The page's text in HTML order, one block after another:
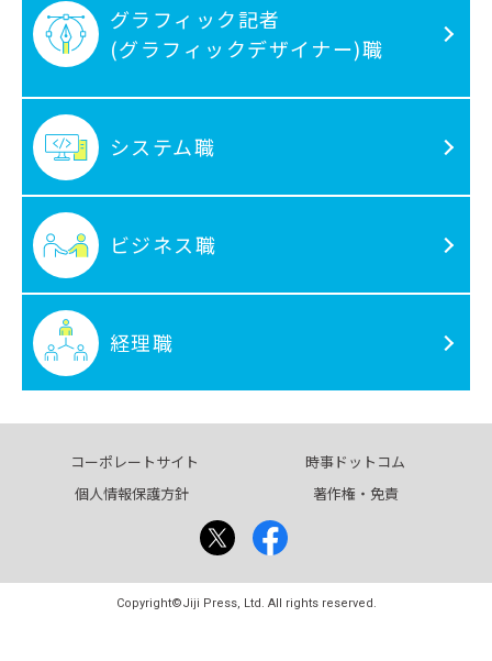
グラフィック記者
(グラフィックデザイナー)職
システム職
ビジネス職
経理職
コーポレートサイト
時事ドットコム
個人情報保護方針
著作権・免責
Copyright©Jiji Press, Ltd. All rights reserved.